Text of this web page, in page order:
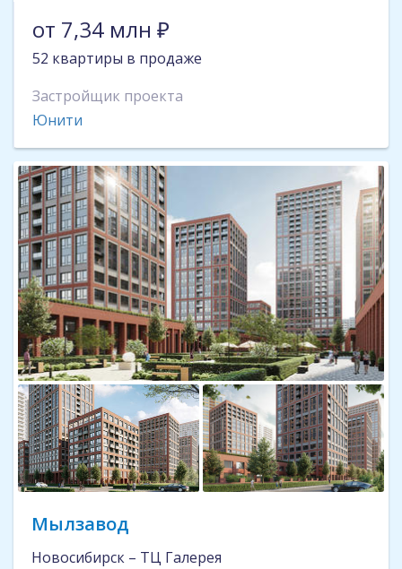
от 7,34 млн ₽
52 квартиры в продаже
Застройщик проекта
Юнити
Мылзавод
Новосибирск – ТЦ Галерея